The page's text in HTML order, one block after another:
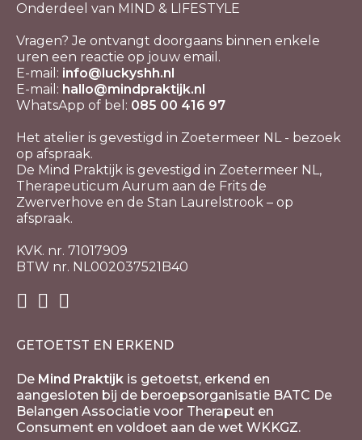
Onderdeel van MIND & LIFESTYLE
Vragen? Je ontvangt doorgaans binnen enkele
uren een reactie op jouw email.
E-mail: info@luckyshh.nl
E-mail: hallo@mindpraktijk.nl
WhatsApp of bel: 085 00 416 97
Het atelier is gevestigd in Zoetermeer NL - bezoek
op afspraak.
De Mind Praktijk is gevestigd in Zoetermeer NL,
Therapeuticum Aurum aan de Frits de
Zwerverhove en de Stan Laurelstrook – op
afspraak.
KVK. nr. 71017909
BTW nr. NL002037521B40
GETOETST EN ERKEND
De Mind Praktijk is getoetst, erkend en
aangesloten bij de beroepsorganisatie BATC De
Belangen Associatie voor Therapeut en
Consument en voldoet aan de wet WKKGZ.